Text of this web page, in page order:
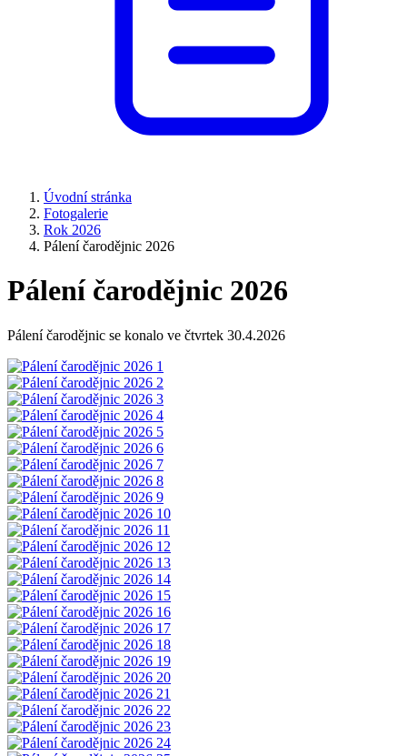
Úvodní stránka
Fotogalerie
Rok 2026
Pálení čarodějnic 2026
Pálení čarodějnic 2026
Pálení čarodějnic se konalo ve čtvrtek 30.4.2026